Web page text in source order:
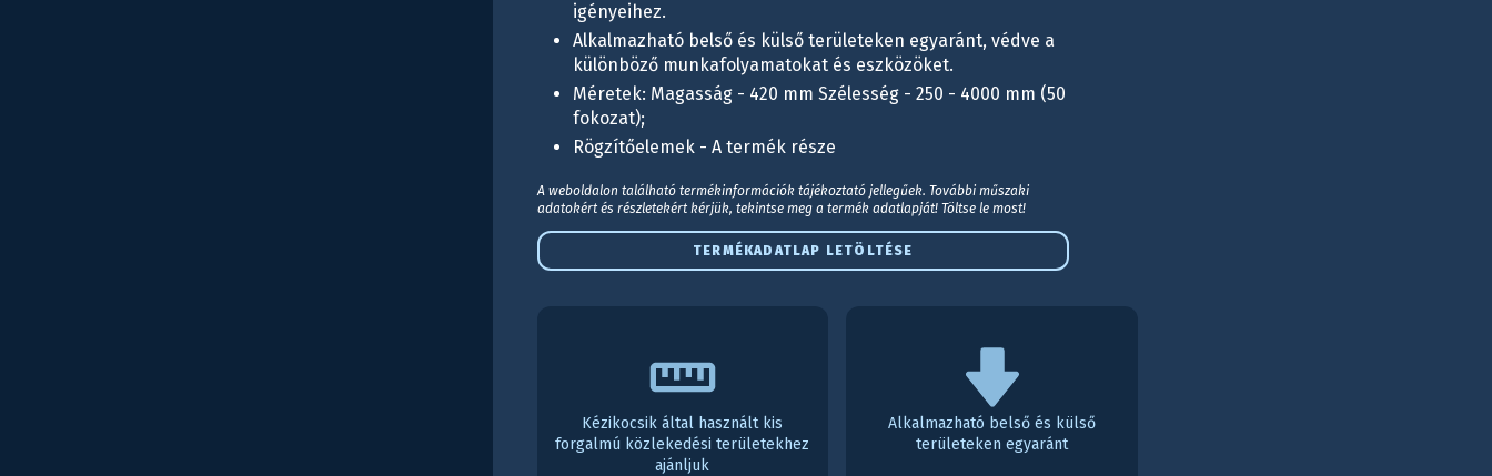
igényeihez.
Alkalmazható belső és külső területeken egyaránt, védve a
különböző munkafolyamatokat és eszközöket.
Méretek: Magasság - 420 mm Szélesség - 250 - 4000 mm (50
fokozat);
Rögzítőelemek - A termék része
A weboldalon található termékinformációk tájékoztató jellegűek. További műszaki
adatokért és részletekért kérjük, tekintse meg a termék adatlapját! Töltse le most!
TERMÉKADATLAP LETÖLTÉSE
Kézikocsik által használt kis
forgalmú közlekedési területekhez
ajánljuk
Alkalmazható belső és külső
területeken egyaránt